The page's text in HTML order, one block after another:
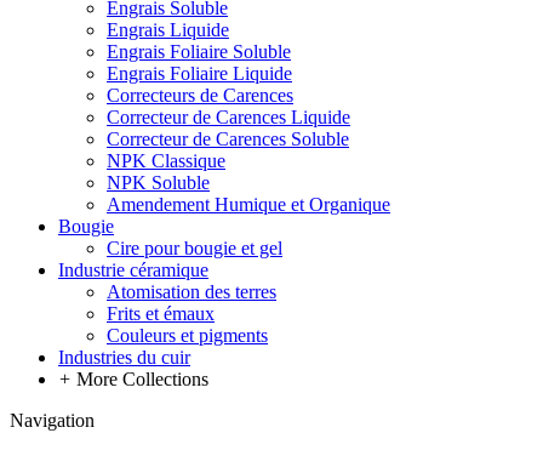
Engrais Soluble
Engrais Liquide
Engrais Foliaire Soluble
Engrais Foliaire Liquide
Correcteurs de Carences
Correcteur de Carences Liquide
Correcteur de Carences Soluble
NPK Classique
NPK Soluble
Amendement Humique et Organique
Bougie
Cire pour bougie et gel
Industrie céramique
Atomisation des terres
Frits et émaux
Couleurs et pigments
Industries du cuir
+ More Collections
Navigation